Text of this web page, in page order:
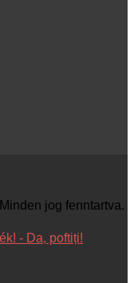
jog fenntartva.
- Da, poftiți!